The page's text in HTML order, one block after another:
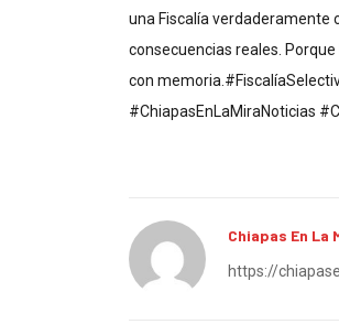
una Fiscalía verdaderamente
consecuencias reales.
con
#ChiapasEnLaMiraNoticias
Chiapas En La
https://